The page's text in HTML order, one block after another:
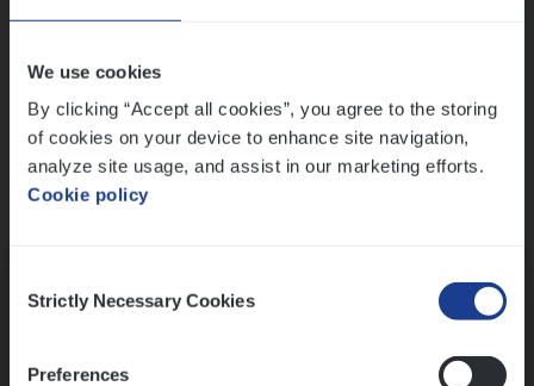
We use cookies
By clicking “Accept all cookies”, you agree to the storing
of cookies on your device to enhance site navigation,
analyze site usage, and assist in our marketing efforts.
Cookie policy
Selection
Strictly Necessary Cookies
Preferences